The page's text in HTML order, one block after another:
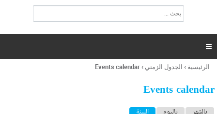
ت
ر
ل
ح
ب

أنت
هنا
الرئيسية › الجدول الزمني ›
Events calendar
Events calendar